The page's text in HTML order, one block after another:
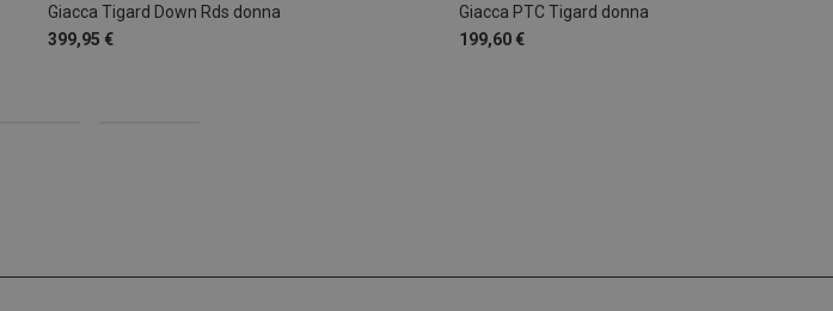
Giacca Tigard Down Rds donna
399,95 €
Giacca PTC Tigard donna
199,60 €